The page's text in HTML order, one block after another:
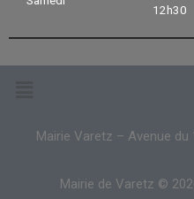
12h30
Mairie Varetz – Avenue du
Mairie de Varetz ©